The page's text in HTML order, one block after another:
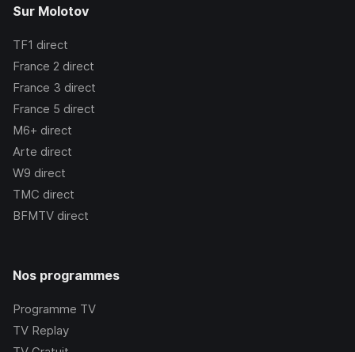
Sur Molotov
TF1 direct
France 2 direct
France 3 direct
France 5 direct
M6+ direct
Arte direct
W9 direct
TMC direct
BFMTV direct
Nos programmes
Programme TV
TV Replay